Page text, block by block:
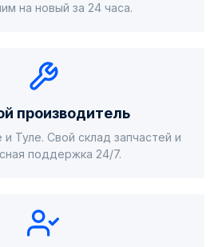
на новый за 24 часа.
производитель
Туле. Свой склад запчастей и
поддержка 24/7.